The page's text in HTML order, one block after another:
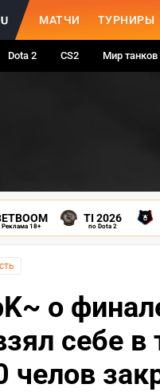
МАТЧИ ТУРНИРЫ
Dota 2 CS2 Мир танков
Реклама 18+
TI 2026
по Dota 2
о
себе в
челов